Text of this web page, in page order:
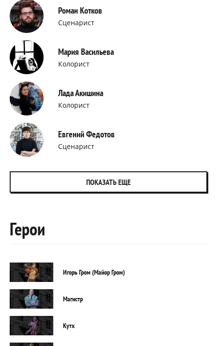
Роман Котков
Сценарист
Мария Васильева
Колорист
Лада Акишина
Колорист
Евгений Федотов
Сценарист
ПОКАЗАТЬ ЕЩЕ
Герои
Игорь Гром (Майор Гром)
Магистр
Кутх